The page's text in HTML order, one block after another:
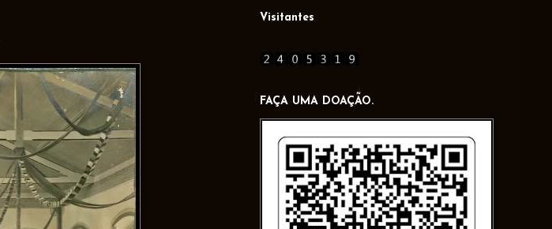
Visitantes
FAÇA UMA DOAÇÃO.